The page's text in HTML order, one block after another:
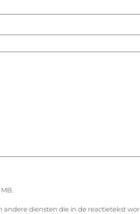
andere diensten die in de reactietekst